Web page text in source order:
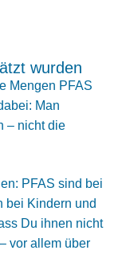
wurden
Mengen PFAS
Man
– nicht die
PFAS sind bei
bei Kindern und
Du ihnen nicht
vor allem über